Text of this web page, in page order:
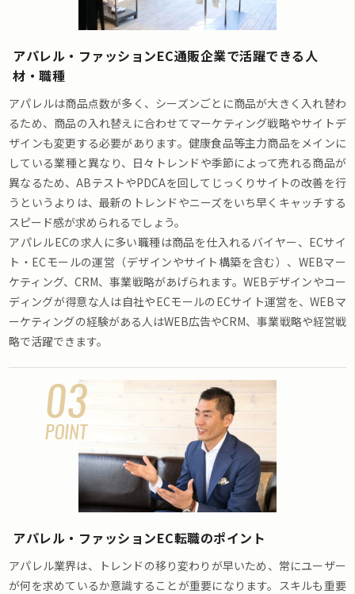
アパレル・ファッションEC通販企業で活躍できる人
材・職種
アパレルは商品点数が多く、シーズンごとに商品が大きく入れ替わ
るため、商品の入れ替えに合わせてマーケティング戦略やサイトデ
ザインも変更する必要があります。健康食品等主力商品をメインに
している業種と異なり、日々トレンドや季節によって売れる商品が
異なるため、ABテストやPDCAを回してじっくりサイトの改善を行
うというよりは、最新のトレンドやニーズをいち早くキャッチする
スピード感が求められるでしょう。
アパレルECの求人に多い職種は商品を仕入れるバイヤー、ECサイ
ト・ECモールの運営（デザインやサイト構築を含む）、WEBマー
ケティング、CRM、事業戦略があげられます。WEBデザインやコー
ディングが得意な人は自社やECモールのECサイト運営を、WEBマ
ーケティングの経験がある人はWEB広告やCRM、事業戦略や経営戦
略で活躍できます。
アパレル・ファッションEC転職のポイント
アパレル業界は、トレンドの移り変わりが早いため、常にユーザー
が何を求めているか意識することが重要になります。スキルも重要